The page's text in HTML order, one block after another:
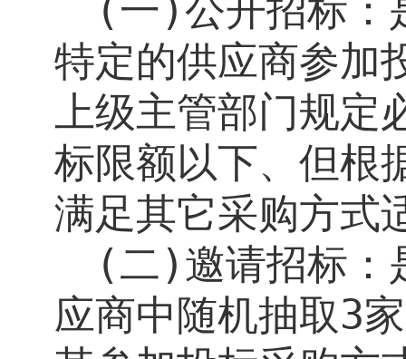
( 一 )公开招标：
特定的供应商参加
上级主管部门规定
标限额以下、但根
满足其它采购方式
(二)邀请招标：
应商中随机抽取3